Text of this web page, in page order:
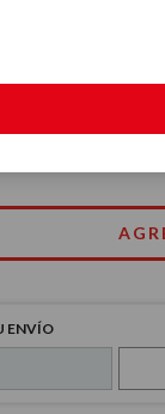
ENVÍO